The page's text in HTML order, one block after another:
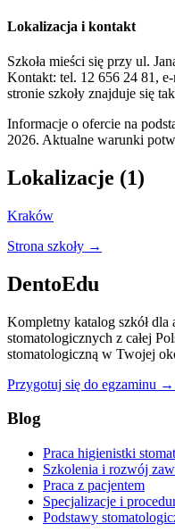
Lokalizacja i kontakt
Szkoła mieści się przy ul.
Kontakt: tel. 12 656 24 81,
stronie szkoły znajduje się
Informacje o ofercie na
2026. Aktualne warunki
Lokalizacje (1)
Kraków
Strona szkoły →
DentoEdu
Kompletny katalog szkół dla
stomatologicznych z całej
stomatologiczną w Twojej
Przygotuj się do egzaminu
Blog
Praca higienistki
Szkolenia i rozwój
Praca z pacjentem
Specjalizacje i
Podstawy